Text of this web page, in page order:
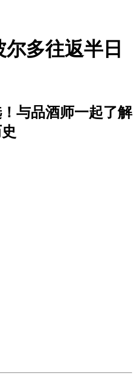
多往返半日
与品酒师一起了解